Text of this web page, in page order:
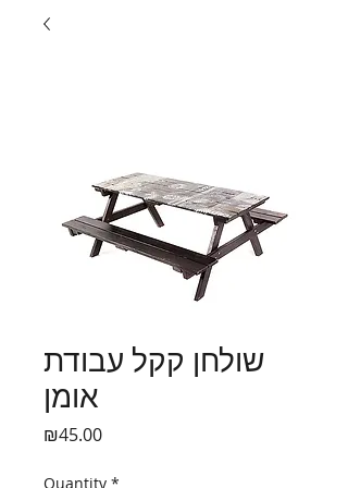
שולחן קקל עבודת
אומן
₪45.00Price
Quantity *